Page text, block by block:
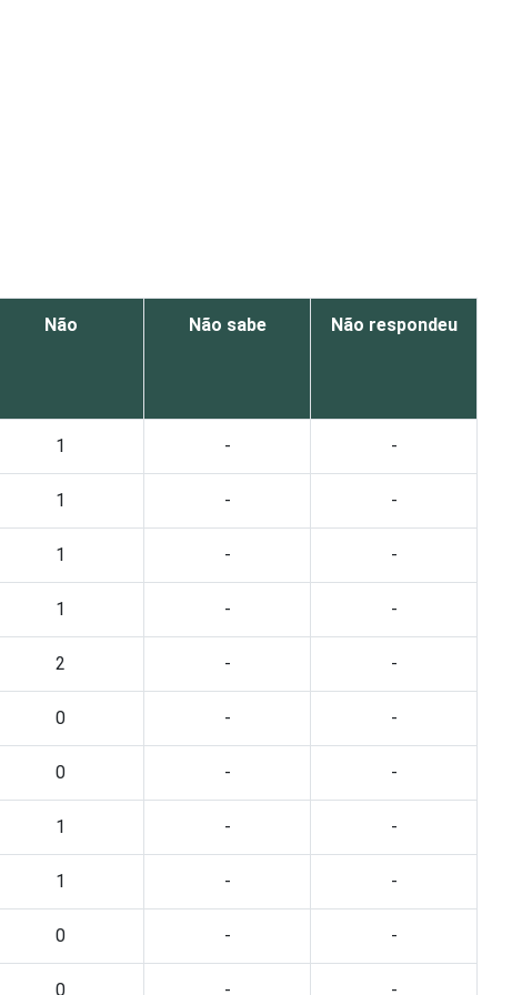
Não Não sabe Não respondeu
1 - -
1 - -
1 - -
1 - -
2 - -
0 - -
0 - -
1 - -
1 - -
0 - -
0 - -